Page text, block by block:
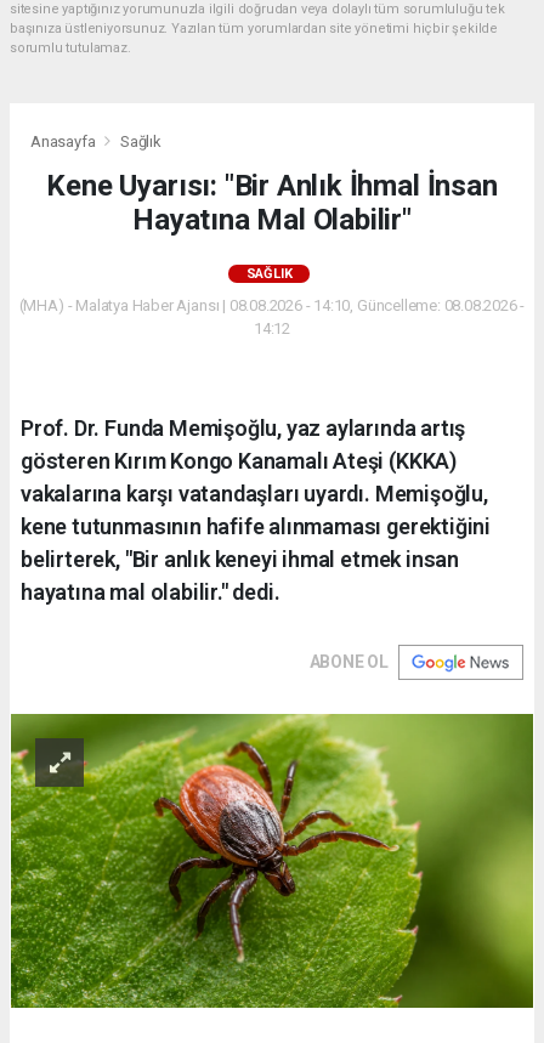
sitesine yaptığınız yorumunuzla ilgili doğrudan veya dolaylı tüm sorumluluğu tek
başınıza üstleniyorsunuz. Yazılan tüm yorumlardan site yönetimi hiçbir şekilde
sorumlu tutulamaz.
Anasayfa Sağlık
Kene Uyarısı: "Bir Anlık İhmal İnsan
Hayatına Mal Olabilir"
SAĞLIK
(MHA) - Malatya Haber Ajansı | 08.08.2026 - 14:10, Güncelleme: 08.08.2026 -
14:12
Prof. Dr. Funda Memişoğlu, yaz aylarında artış
gösteren Kırım Kongo Kanamalı Ateşi (KKKA)
vakalarına karşı vatandaşları uyardı. Memişoğlu,
kene tutunmasının hafife alınmaması gerektiğini
belirterek, "Bir anlık keneyi ihmal etmek insan
hayatına mal olabilir." dedi.
ABONE OL